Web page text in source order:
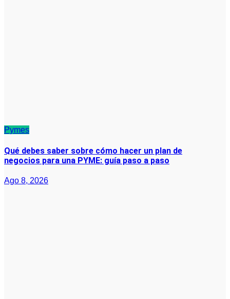
Pymes
Qué debes saber sobre cómo hacer un plan de
negocios para una PYME: guía paso a paso
Ago 8, 2026